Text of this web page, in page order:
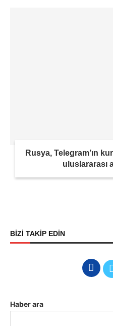
Rusya, Telegram’ın
uluslararası
BİZİ TAKİP EDİN
Haber ara